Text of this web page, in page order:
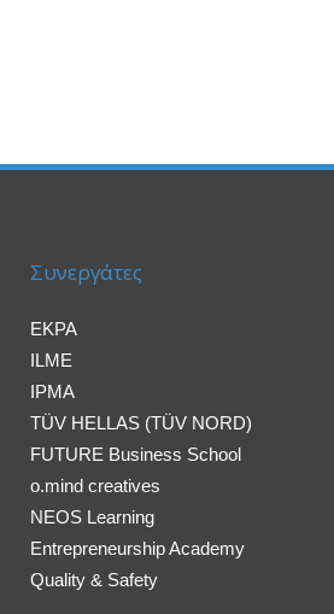
Συνεργάτες
EKPA
ILME
IPMA
TÜV HELLAS (TÜV NORD)
FUTURE Business School
o.mind creatives
NEOS Learning
Entrepreneurship Academy
Quality & Safety